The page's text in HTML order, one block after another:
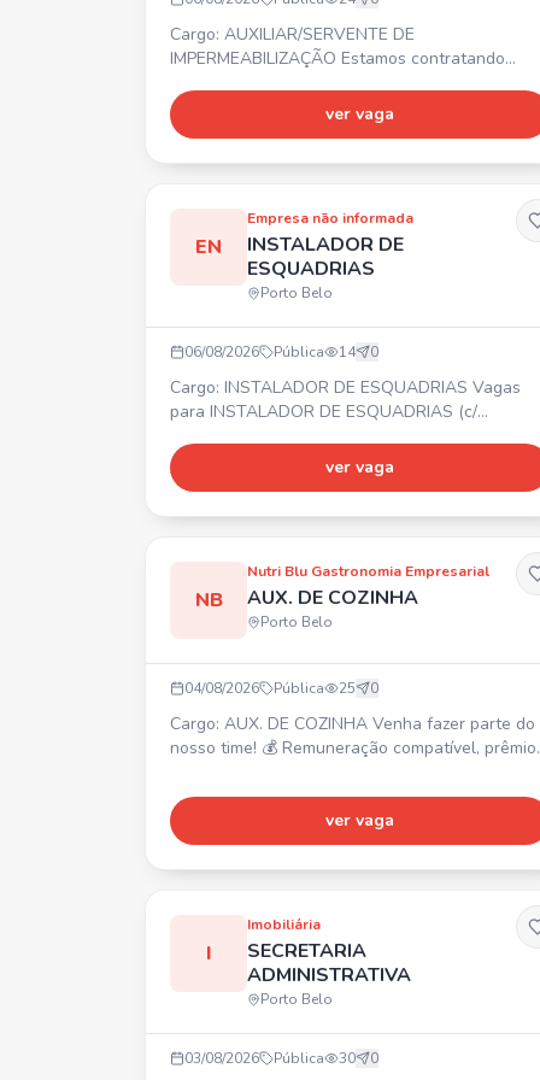
Cargo: AUXILIAR/SERVENTE DE
IMPERMEABILIZAÇÃO Estamos contratando
Horário comercial. 💰 Salário compatível com a
função. 🎁 Benefícios.
ver vaga
EN
Empresa não informada
INSTALADOR DE
ESQUADRIAS
Porto Belo
06/08/2026 Pública 14 0
Cargo: INSTALADOR DE ESQUADRIAS Vagas
para INSTALADOR DE ESQUADRIAS (c/
ALUMÍNIO (c/ experiência), AUXILIAR DE
INSTALADOR e SOLDADOR. 📍 PORTO BELO ⏰
de desconto em farmácias e consultas médicas),
Prêmio por Assiduidade, Seguro de vida.
Requisito: Nã
ver vaga
NB
Nutri Blu Gastronomia Empresarial
AUX. DE COZINHA
Porto Belo
04/08/2026 Pública 25 0
Cargo: AUX. DE COZINHA Venha fazer parte do
nosso time! 💰 Remuneração compatível, prêmio
alimentação. 🎁 Refeição no local, convênio
farmácia, seguro de vida, vale transporte. ✅
REQUISITOS: Ensino Fundamental, experiência
na área. Interessados enviar currículo para
ver vaga
I
Imobiliária
SECRETARIA
ADMINISTRATIVA
Porto Belo
03/08/2026 Pública 30 0